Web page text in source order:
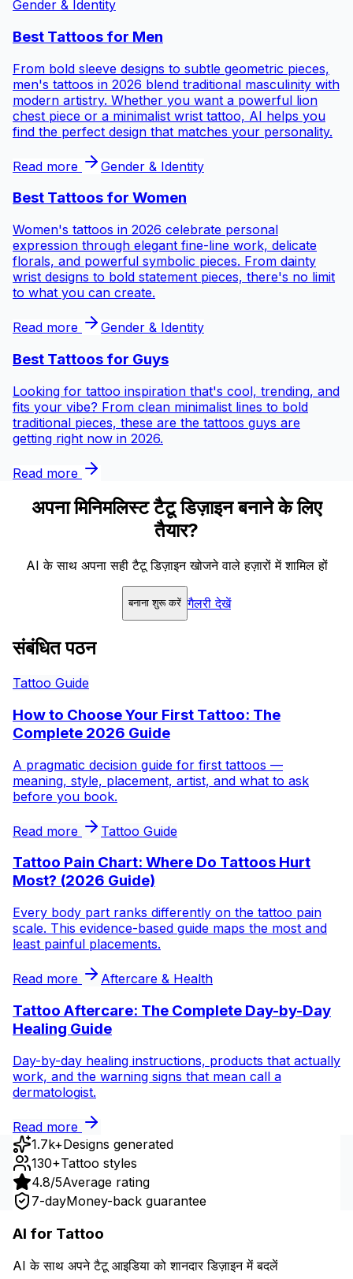
Gender & Identity
Best Tattoos for Men
From bold sleeve designs to subtle geometric pieces,
men's tattoos in 2026 blend traditional masculinity with
modern artistry. Whether you want a powerful lion
chest piece or a minimalist wrist tattoo, AI helps you
find the perfect design that matches your personality.
Read more Gender & Identity
Best Tattoos for Women
Women's tattoos in 2026 celebrate personal
expression through elegant fine-line work, delicate
florals, and powerful symbolic pieces. From dainty
wrist designs to bold statement pieces, there's no limit
to what you can create.
Read more Gender & Identity
Best Tattoos for Guys
Looking for tattoo inspiration that's cool, trending, and
fits your vibe? From clean minimalist lines to bold
traditional pieces, these are the tattoos guys are
getting right now in 2026.
Read more
अपना मिनिमलिस्ट टैटू डिज़ाइन बनाने के लिए
तैयार?
AI के साथ अपना सही टैटू डिज़ाइन खोजने वाले हज़ारों में शामिल हों
बनाना शुरू करें गैलरी देखें
संबंधित पठन
Tattoo Guide
How to Choose Your First Tattoo: The
Complete 2026 Guide
A pragmatic decision guide for first tattoos —
meaning, style, placement, artist, and what to ask
before you book.
Read more Tattoo Guide
Tattoo Pain Chart: Where Do Tattoos Hurt
Most? (2026 Guide)
Every body part ranks differently on the tattoo pain
scale. This evidence-based guide maps the most and
least painful placements.
Read more Aftercare & Health
Tattoo Aftercare: The Complete Day-by-Day
Healing Guide
Day-by-day healing instructions, products that actually
work, and the warning signs that mean call a
dermatologist.
Read more
1.7k+Designs generated
130+Tattoo styles
4.8/5Average rating
7-dayMoney-back guarantee
AI for Tattoo
AI के साथ अपने टैटू आइडिया को शानदार डिज़ाइन में बदलें